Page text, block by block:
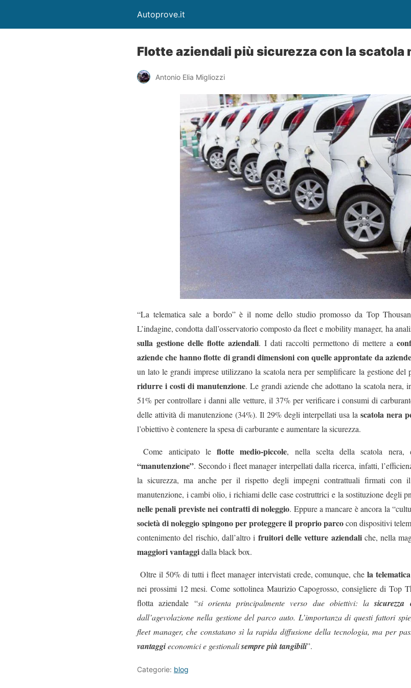
Autoprove.it
Flotte aziendali più sicurezza con la scatola
Antonio Elia Migliozzi
“La telematica sale a bordo” è il nome dello studio promosso da Top
L’indagine, condotta dall’osservatorio composto da fleet e mobility manager, ha
sulla gestione delle flotte aziendali. I dati raccolti permettono di mettere a
aziende che hanno flotte di grandi dimensioni con quelle approntate da
un lato le grandi imprese utilizzano la scatola nera per semplificare la gestione del
ridurre i costi di manutenzione. Le grandi aziende che adottano la scatola
51% per controllare i danni alle vetture, il 37% per verificare i consumi di
delle attività di manutenzione (34%). Il 29% degli interpellati usa la scatola nera
l’obiettivo è contenere la spesa di carburante e aumentare la sicurezza.
Come anticipato leflotte medio-piccole, nella scelta della scatola
“manutenzione”. Secondo i fleet manager interpellati dalla ricerca, infatti,
la sicurezza, ma anche per il rispetto degli impegni contrattuali firmati con
manutenzione, i cambi olio, i richiami delle case costruttrici e la sostituzione degli
nelle penali previste nei contratti di noleggio. Eppure a mancare è ancora la
società di noleggio spingono per proteggere il proprio parcocon dispositivi
contenimento del rischio, dall’altro i fruitori delle vetture aziendaliche, nella
maggiori vantaggidalla black box.
Oltre il 50% di tutti i fleet manager intervistati crede, comunque, chela
nei prossimi 12 mesi. Come sottolinea Maurizio Capogrosso, consigliere di Top
flotta aziendale “si orienta principalmente verso due obiettivi: la
dall’agevolazione nella gestione del parco auto. L’importanza di questi fattori
fleet manager, che constatano sì la rapida diffusione della tecnologia, ma per
vantaggieconomici e gestionalisempre più tangibili”.
Categorie: blog